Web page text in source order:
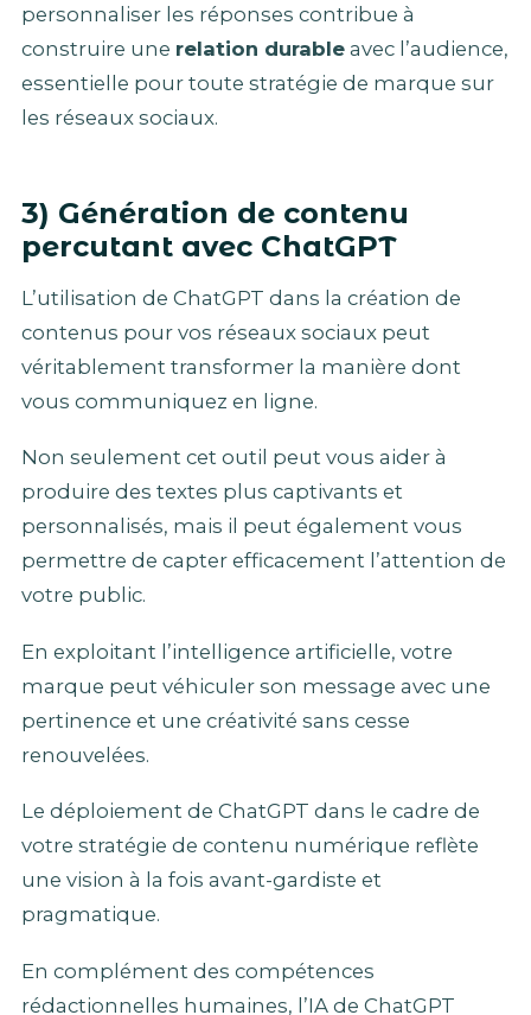
personnaliser les réponses contribue à
construire une relation durable avec l’audience,
essentielle pour toute stratégie de marque sur
les réseaux sociaux.
3) Génération de contenu
percutant avec ChatGPT
L’utilisation de ChatGPT dans la création de
contenus pour vos réseaux sociaux peut
véritablement transformer la manière dont
vous communiquez en ligne.
Non seulement cet outil peut vous aider à
produire des textes plus captivants et
personnalisés, mais il peut également vous
permettre de capter efficacement l’attention de
votre public.
En exploitant l’intelligence artificielle, votre
marque peut véhiculer son message avec une
pertinence et une créativité sans cesse
renouvelées.
Le déploiement de ChatGPT dans le cadre de
votre stratégie de contenu numérique reflète
une vision à la fois avant-gardiste et
pragmatique.
En complément des compétences
rédactionnelles humaines, l’IA de ChatGPT